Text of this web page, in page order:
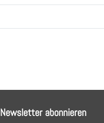
Newsletter abonnieren